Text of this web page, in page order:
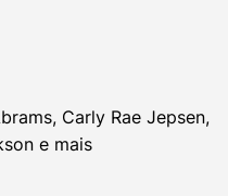
Carly Rae Jepsen,
e mais